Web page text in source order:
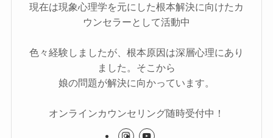
現在は現象心理学を元にした根本解決に向けたカ
ウンセラーとして活動中
色々経験しましたが、根本原因は深層心理にあり
ました。そこから
娘の問題が解決に向かっています。
オンラインカウンセリング随時受付中！